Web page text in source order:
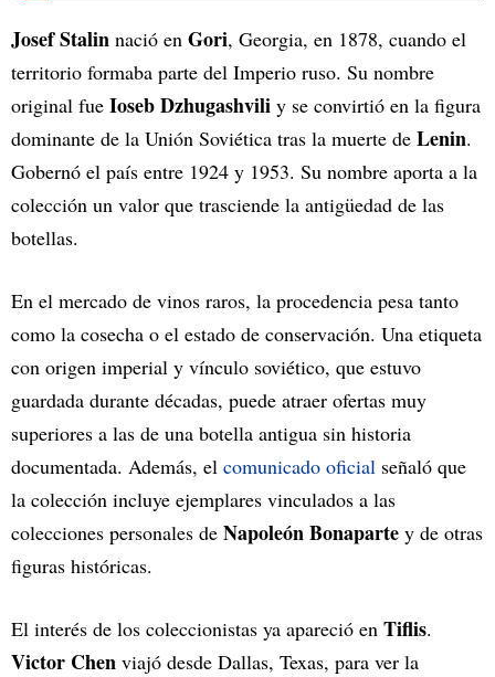
Josef Stalin nació en Gori, Georgia, en 1878, cuando el
territorio formaba parte del Imperio ruso. Su nombre
original fue Ioseb Dzhugashvili y se convirtió en la figura
dominante de la Unión Soviética tras la muerte de Lenin.
Gobernó el país entre 1924 y 1953. Su nombre aporta a la
colección un valor que trasciende la antigüedad de las
botellas.
En el mercado de vinos raros, la procedencia pesa tanto
como la cosecha o el estado de conservación. Una etiqueta
con origen imperial y vínculo soviético, que estuvo
guardada durante décadas, puede atraer ofertas muy
superiores a las de una botella antigua sin historia
documentada. Además, el comunicado oficial señaló que
la colección incluye ejemplares vinculados a las
colecciones personales de Napoleón Bonaparte y de otras
figuras históricas.
El interés de los coleccionistas ya apareció en Tiflis.
Victor Chen viajó desde Dallas, Texas, para ver la